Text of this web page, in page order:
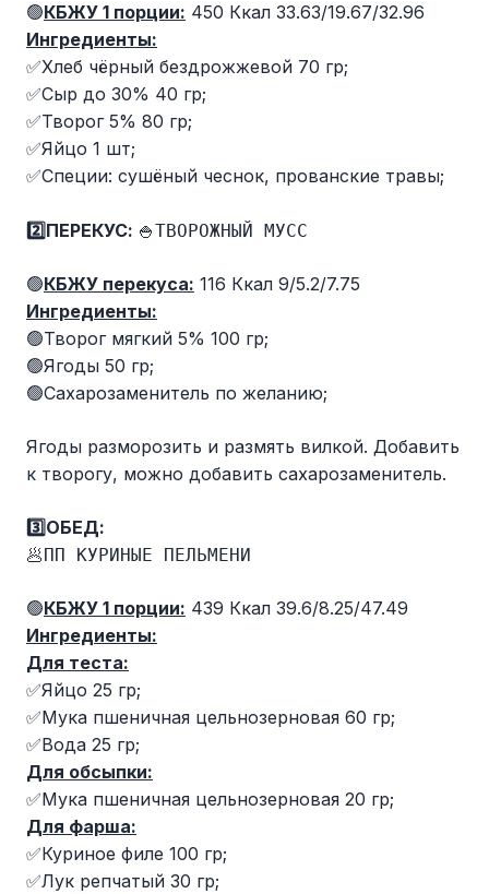
🟢КБЖУ 1 порции: 450 Ккал 33.63/19.67/32.96
Ингредиенты:
✅Хлеб чёрный бездрожжевой 70 гр;
✅Сыр до 30% 40 гр;
✅Творог 5% 80 гр;
✅Яйцо 1 шт;
✅Специи: сушёный чеснок, прованские травы;
2️⃣ПЕРЕКУС: 🍚ТВОРОЖНЫЙ МУСС
🟢КБЖУ перекуса: 116 Ккал 9/5.2/7.75
Ингредиенты:
🟢Творог мягкий 5% 100 гр;
🟢Ягоды 50 гр;
🟢Сахарозаменитель по желанию;
Ягоды разморозить и размять вилкой. Добавить
к творогу, можно добавить сахарозаменитель.
3️⃣ОБЕД:
🥟ПП КУРИНЫЕ ПЕЛЬМЕНИ
🟢КБЖУ 1 порции: 439 Ккал 39.6/8.25/47.49
Ингредиенты:
Для теста:
✅Яйцо 25 гр;
✅Мука пшеничная цельнозерновая 60 гр;
✅Вода 25 гр;
Для обсыпки:
✅Мука пшеничная цельнозерновая 20 гр;
Для фарша:
✅Куриное филе 100 гр;
✅Лук репчатый 30 гр;